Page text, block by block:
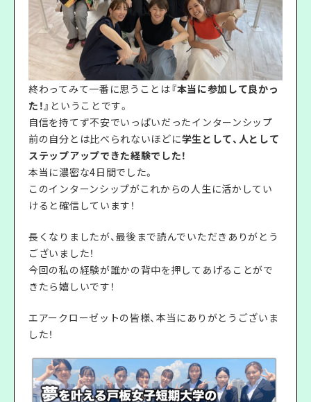
終わってみて一番に思うことは『本当に参加して良かっ
た！』 ということです。
自信を持てず不安でいっぱいだったインターンシップ
前の自分とは比べられないほどに学生として、人として
ステップアップできた経験でした！
本当に濃密な4日間でした。
このインターンシップがこれからの人生に活かしてい
けると確信しています！
長くなりましたが、最後まで読んでいただきありがとう
ございました！
今回の私の経験が誰かの背中を押してあげることがで
きたら嬉しいです！
エアークローゼットの皆様、本当にありがとうございま
した！